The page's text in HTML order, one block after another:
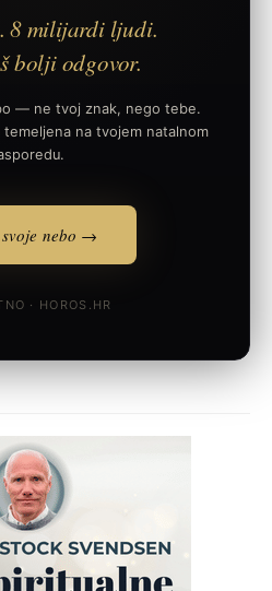
8 milijardi ljudi.
bolji odgovor.
— ne tvoj znak, nego tebe.
temeljena na tvojem natalnom
nebo →
· HOROS.HR